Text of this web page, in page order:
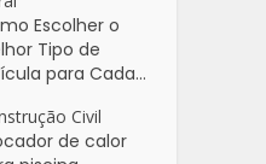
Escolher o
Tipo de
para Cada...
Civil
de calor